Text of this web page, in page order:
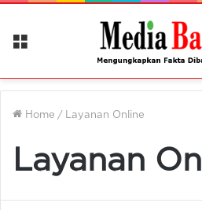
Menu
Home / Layanan Online
Layanan